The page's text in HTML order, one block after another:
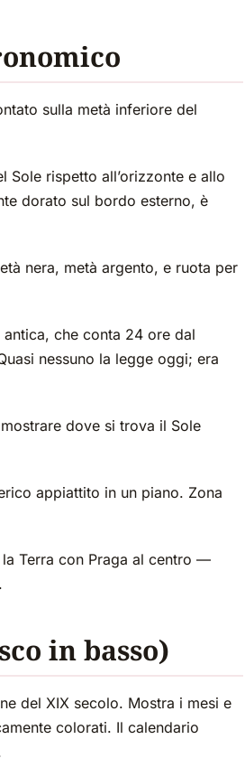
sulla metà inferiore del
Sole rispetto all’orizzonte e allo
dorato sul bordo esterno, è
nera, metà argento, e ruota per
antica, che conta 24 ore dal
nessuno la legge oggi; era
dove si trova il Sole
appiattito in un piano. Zona
Terra con Praga al centro —
in basso)
del XIX secolo. Mostra i mesi e
colorati. Il calendario